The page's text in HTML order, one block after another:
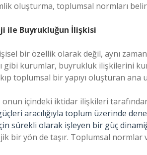
oluşturma, toplumsal normları
ile Buyrukluğun İlişkisi
bir özellik olarak değil, aynı
gibi kurumlar, buyrukluk ilişkilerini
toplumsal bir yapıyı oluşturan
içindeki iktidar ilişkileri
aracılığıyla toplum üzerinde
sürekli olarak işleyen bir güç
bir yön de taşır. Toplumsal